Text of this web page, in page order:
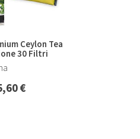
Ceylon Tea
30 Filtri
€